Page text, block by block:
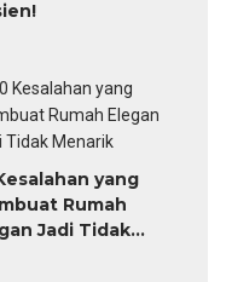
yang
Rumah
Jadi Tidak